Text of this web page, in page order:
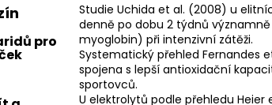
pro
Studie Uchida et al. (2008) u
denně po dobu 2 týdnů
myoglobin) při intenzivní zátěži.
Systematický přehled Fernandes
spojena s lepší antioxidační
sportovců.
U elektrolytů podle přehledu